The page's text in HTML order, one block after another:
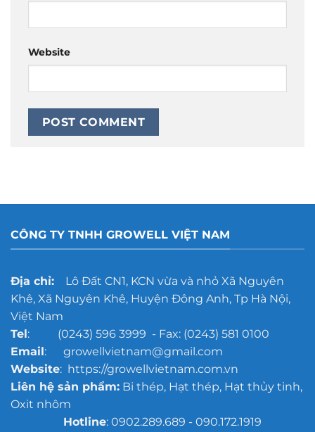
Website
CÔNG TY TNHH GROWELL VIỆT NAM
Địa chỉ:Lô Đất CN1, KCN vừa và nhỏ Xã Nguyên
Khê, Xã Nguyên Khê, Huyện Đông Anh, Tp Hà Nội,
Việt Nam
Tel: (0243) 596 3999 - Fax: (0243) 581 0100
Email: growellvietnam@gmail.com
Website: https://growellvietnam.com.vn
Liên hệ sản phẩm:Bi thép, Hạt thép, Hạt thủy tinh,
Oxit nhôm
Hotline: 0902.289.689 - 090.172.1919